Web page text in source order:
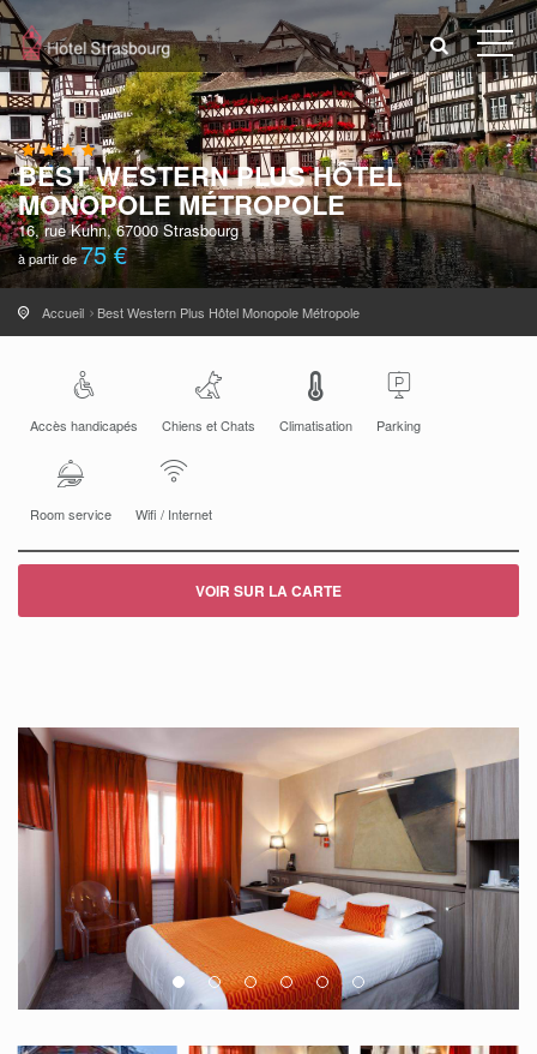
BEST WESTERN PLUS HÔTEL
MONOPOLE MÉTROPOLE
16, rue Kuhn, 67000 Strasbourg
à partir de75 €
Accueil Best Western Plus Hôtel Monopole Métropole
Accès handicapés Chiens et Chats Climatisation Parking
Room service Wifi / Internet
VOIR SUR LA CARTE